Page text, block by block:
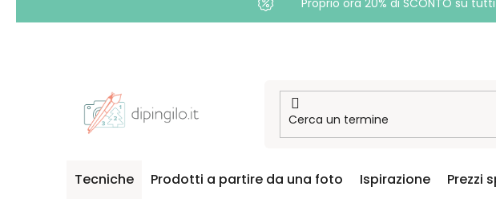
Proprio ora 20% di SCONTO su
Tecniche Prodotti a partire da una foto Ispirazione Prezzi